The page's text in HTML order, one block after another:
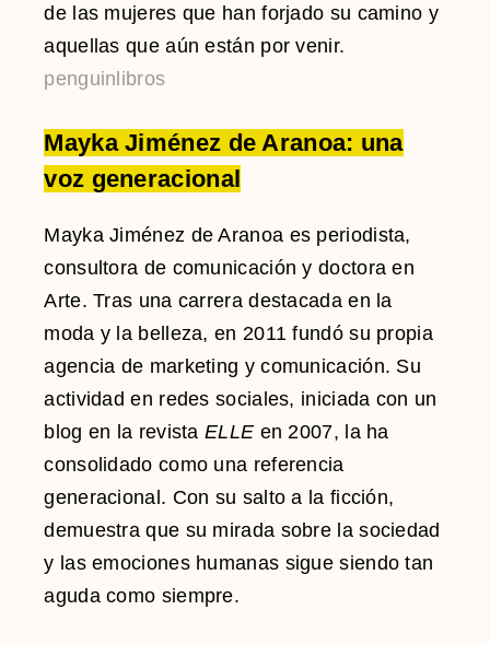
de las mujeres que han forjado su camino y
aquellas que aún están por venir.
penguinlibros
Mayka Jiménez de Aranoa: una
voz generacional
Mayka Jiménez de Aranoa es periodista,
consultora de comunicación y doctora en
Arte. Tras una carrera destacada en la
moda y la belleza, en 2011 fundó su propia
agencia de marketing y comunicación. Su
actividad en redes sociales, iniciada con un
blog en la revistaELLE en 2007, la ha
consolidado como una referencia
generacional. Con su salto a la ficción,
demuestra que su mirada sobre la sociedad
y las emociones humanas sigue siendo tan
aguda como siempre.